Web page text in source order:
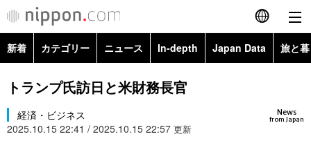
English
カテゴリー
新着 カテゴリー ニュース In-depth Japan Data 旅と
政治・外交
経済・ビジネス Images
トランプ氏訪日と米財務長官
News
from Japan
経済・ビジネス
2025.10.15 22:41 / 2025.10.15 22:57 更新